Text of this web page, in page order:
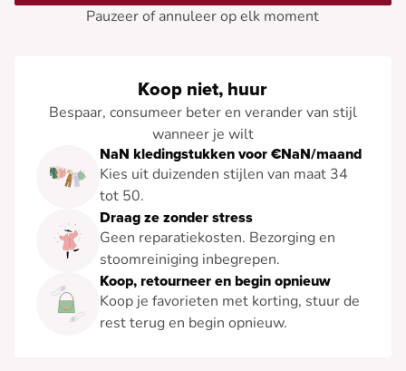
Pauzeer of annuleer op elk moment
Koop niet, huur
Bespaar, consumeer beter en verander van stijl
wanneer je wilt
NaN kledingstukken voor €NaN/maand
Kies uit duizenden stijlen van maat 34
tot 50.
Draag ze zonder stress
Geen reparatiekosten. Bezorging en
stoomreiniging inbegrepen.
Koop, retourneer en begin opnieuw
Koop je favorieten met korting, stuur de
rest terug en begin opnieuw.